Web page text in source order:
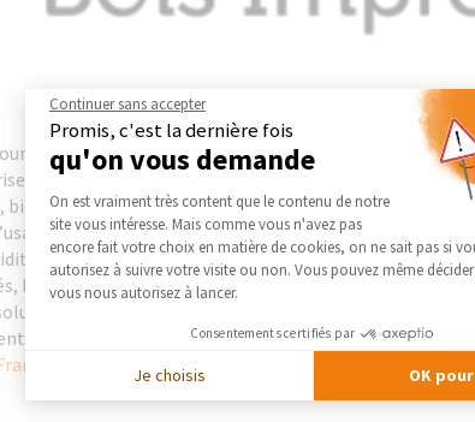
les applications extérieures, France Bois Imprégnés
met son expertise au service de la durabilité des
biologiques et au vieillissement naturel.
notamment la fabrication de poteaux et
longévité et fiabilité, tout en répondant aux
l’entreprise s’inscrit dans une démarche exigeante
pérennes, adaptées aux besoins des projets
d’utilisation.
Bois Imprégnés — Jardin et Terrasse
Continuer sans accepter
Promis, c'est la dernière fois
qu'on vous demande
Plateforme de Gestion du
On est vraiment très content que le contenu de notre
site vous intéresse. Mais comme vous n'avez pas
encore fait votre choix en matière de cookies, on ne sait pas si
autorisez à suivre votre visite ou non. Vous pouvez même décider
vous nous autorisez à lancer.
Consentements certifiés par
Je choisis OK
Axeptio consent